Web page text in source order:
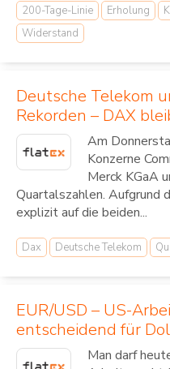
200-Tage-Linie Erholung
Widerstand
Deutsche Telekom
Rekorden – DAX
Am
Konzerne
Merck KGaA
Quartalszahlen. Aufgrund
explizit auf die beiden...
Dax Deutsche Telekom
EUR/USD – US-
entscheidend für
Man darf